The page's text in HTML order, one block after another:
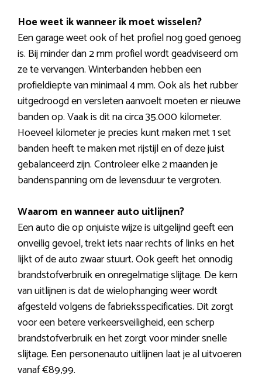
Hoe weet ik wanneer ik moet wisselen?
Een garage weet ook of het profiel nog goed genoeg
is. Bij minder dan 2 mm profiel wordt geadviseerd om
ze te vervangen. Winterbanden hebben een
profieldiepte van minimaal 4 mm. Ook als het rubber
uitgedroogd en versleten aanvoelt moeten er nieuwe
banden op. Vaak is dit na circa 35.000 kilometer.
Hoeveel kilometer je precies kunt maken met 1 set
banden heeft te maken met rijstijl en of deze juist
gebalanceerd zijn. Controleer elke 2 maanden je
bandenspanning om de levensduur te vergroten.
Waarom en wanneer auto uitlijnen?
Een auto die op onjuiste wijze is uitgelijnd geeft een
onveilig gevoel, trekt iets naar rechts of links en het
lijkt of de auto zwaar stuurt. Ook geeft het onnodig
brandstofverbruik en onregelmatige slijtage. De kern
van uitlijnen is dat de wielophanging weer wordt
afgesteld volgens de fabrieksspecificaties. Dit zorgt
voor een betere verkeersveiligheid, een scherp
brandstofverbruik en het zorgt voor minder snelle
slijtage. Een personenauto uitlijnen laat je al uitvoeren
vanaf €89,99.